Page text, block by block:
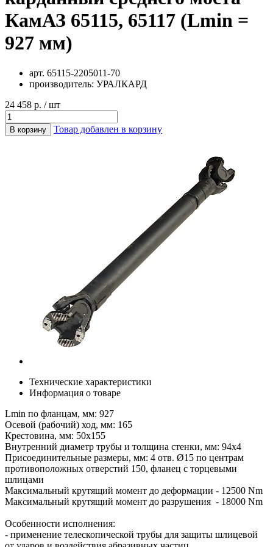
КамАЗ 65115, 65117 (Lmin =
927 мм)
арт. 65115-2205011-70
производитель: УРАЛКАРД
24 458 р. / шт
В корзину Товар добавлен в корзину
Технические характеристики
Информация о товаре
Lmin по фланцам, мм: 927
Осевой (рабочий) ход, мм: 165
Крестовина, мм: 50х155
Внутренний диаметр трубы и толщина стенки, мм: 94х4
Присоединительные размеры, мм: 4 отв. Ø15 по центрам
противоположных отверстий 150, фланец с торцевыми
шлицами
Максимальный крутящий момент до деформации - 12500 Nm
Максимальный крутящий момент до разрушения - 18000 Nm
Особенности исполнения:
- применение телескопической трубы для защиты шлицевой